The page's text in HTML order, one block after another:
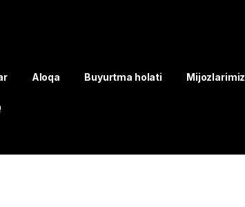
Aloqa Buyurtma holati Mijozlarimiz